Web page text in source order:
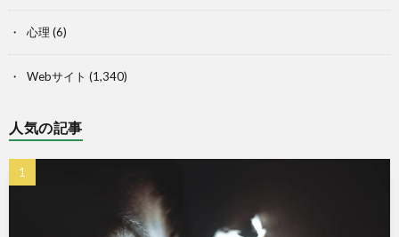
心理 (6)
Webサイト (1,340)
人気の記事